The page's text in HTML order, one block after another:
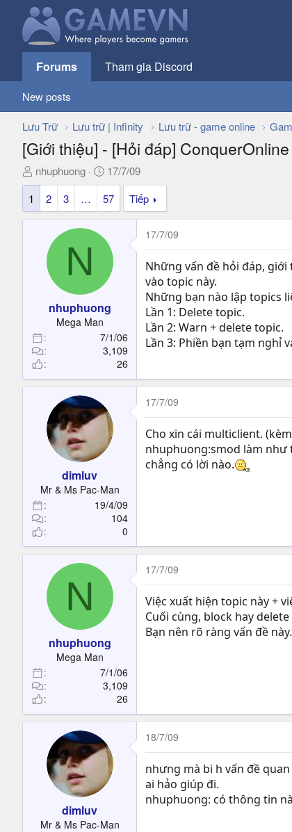
Forums Tham gia Discord
New posts
Lưu Trữ Lưu trữ | Infinity Lưu trữ - game online
[Giới thiệu] - [Hỏi đáp] ConquerOnline
T
h
e
e
r
nhuphuong
N
g
à
y
ử
17/7/09
1
2 3 … 57 Tiếp
N
nhuphuong
Mega Man
7/1/06
3,109
26
17/7/09
Những vấn đề hỏi đáp,
vào topic này.
Những bạn nào lập topics
Lần 1: Delete topic.
Lần 2: Warn + delete topic.
Lần 3: Phiền bạn tạm nghỉ
dimluv
Mr & Ms Pac-Man
19/4/09
104
0
17/7/09
Cho xin cái multiclient.
nhuphuong:smod làm như
chẳng có lời nào.
N
nhuphuong
Mega Man
7/1/06
3,109
26
17/7/09
Việc xuất hiện topic này +
Cuối cùng, block hay
Bạn nên rõ ràng vấn đề này.
dimluv
Mr & Ms Pac-Man
18/7/09
nhưng mà bi h vấn đề
ai hảo giúp đi.
nhuphuong: có thông tin